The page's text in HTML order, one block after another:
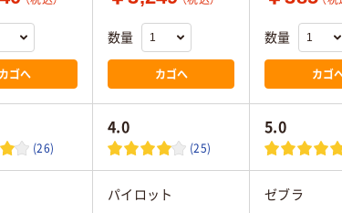
カゴへ
数量
カゴへ
数量
カゴ
(26)
4.0
(25)
5.0
パイロット ゼブラ